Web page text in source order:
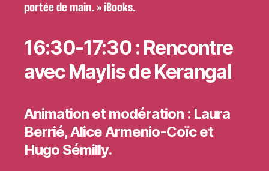
portée de main. » iBooks.
16:30-17:30 : Rencontre
avecMaylis de Kerangal
Animation et modération : Laura
Berrié, Alice Armenio-Coïc et
Hugo Sémilly.